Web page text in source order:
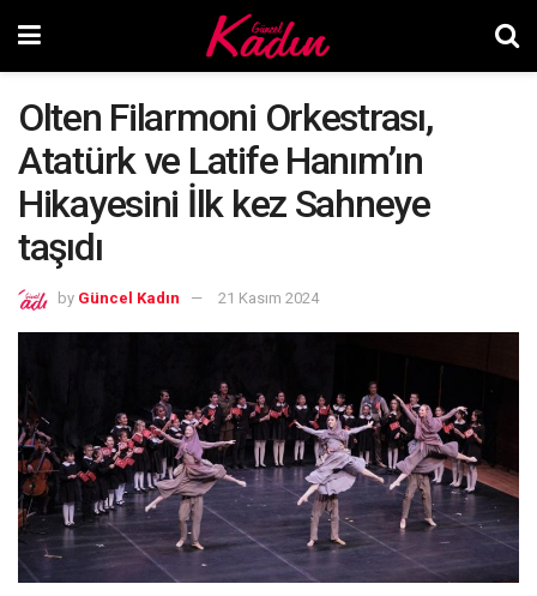
Olten Filarmoni Orkestrası,
Atatürk ve Latife Hanım’ın
Hikayesini İlk kez Sahneye
taşıdı
by Güncel Kadın 21 Kasım 2024